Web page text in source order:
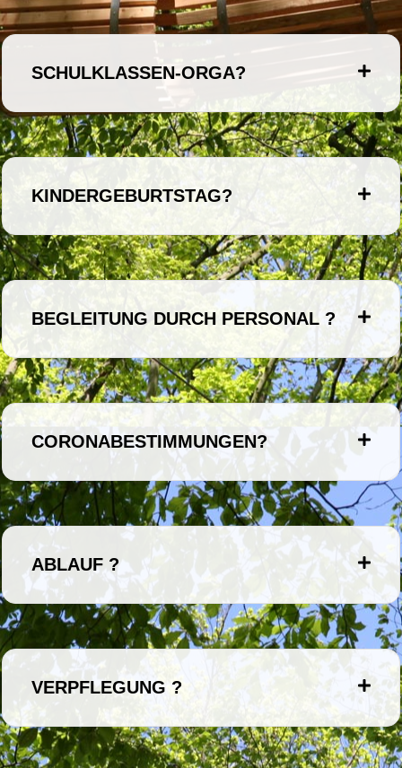
SCHULKLASSEN-ORGA?
KINDERGEBURTSTAG?
BEGLEITUNG DURCH PERSONAL ?
CORONABESTIMMUNGEN?
ABLAUF ?
VERPFLEGUNG ?